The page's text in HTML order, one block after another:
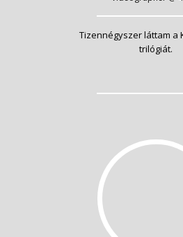
Tizennégyszer láttam a
trilógiát.